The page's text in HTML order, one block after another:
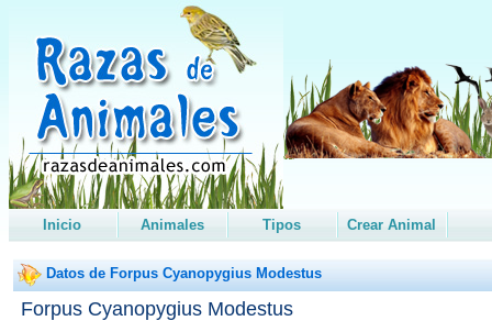
Inicio Animales Tipos Crear Animal
Datos de Forpus Cyanopygius Modestus
Forpus Cyanopygius Modestus